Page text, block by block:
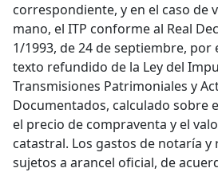
correspondiente, y en el caso de
mano, el ITP conforme al Real
1/1993, de 24 de septiembre, por
texto refundido de la Ley del
Transmisiones Patrimoniales y
Documentados, calculado sobre
el precio de compraventa y el
catastral. Los gastos de notaría
sujetos a arancel oficial, de